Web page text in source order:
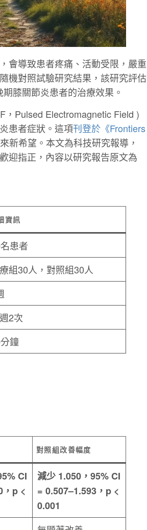
會導致患者疼痛、活動受限，嚴重
機對照試驗研究結果，該研究評估
膝關節炎患者的治療效果。
，Pulsed Electromagnetic Field )
患者症狀。這項刊登於《Frontiers
新希望。本文為科技研究報導，
迎指正，內容以研究報告原文為
資訊
患者
組30人，對照組30人
2次
鐘
對照組改善幅度
CI
，p <
減少 1.050，95% CI
= 0.507–1.593，p <
0.001